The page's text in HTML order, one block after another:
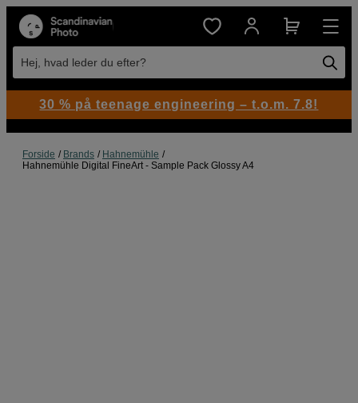
Hej, hvad leder du efter?
Forside Brands
Hahnemühle
Hahnemühle Digital FineArt - Sample Pack Glossy A4
30 % på teenage engineering – t.o.m. 7.8!